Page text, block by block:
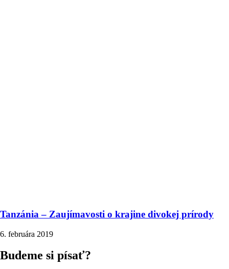
Tanzánia – Zaujímavosti o krajine divokej prírody
6. februára 2019
Budeme si písať?